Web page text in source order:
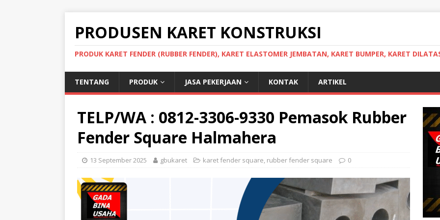
PRODUSEN KARET KONSTRUKSI
PRODUK KARET FENDER (RUBBER FENDER), KARET ELASTOMER JEMBATAN, KARET BUMPER, KARET
TENTANG PRODUK JASA PEKERJAAN KONTAK ARTIKEL
TELP/WA : 0812-3306-9330 Pemasok Rubber
Fender Square Halmahera
13 September 2025 gbukaret karet fender square, rubber fender square 0